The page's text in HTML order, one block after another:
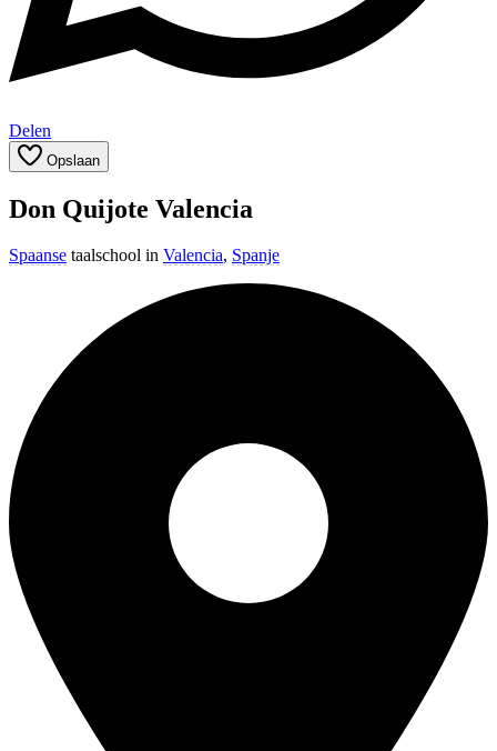
Delen
Opslaan
Don Quijote Valencia
Spaanse taalschool in Valencia, Spanje